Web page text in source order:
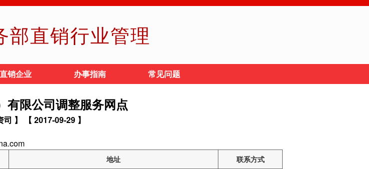
部直销行业管理
直销企业 办事指南 常见问题
有限公司调整服务网点
司 】 【 2017-09-29 】
地址
联系方式